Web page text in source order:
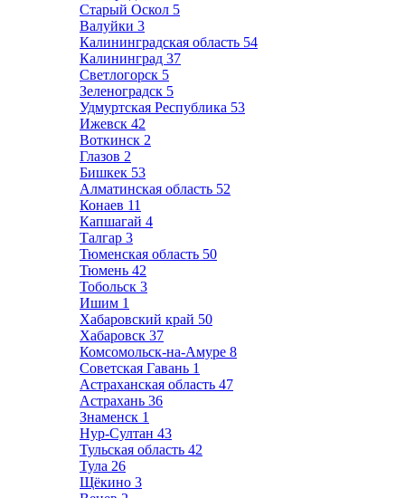
Старый Оскол 5
Валуйки 3
Калининградская область 54
Калининград 37
Светлогорск 5
Зеленоградск 5
Удмуртская Республика 53
Ижевск 42
Воткинск 2
Глазов 2
Бишкек 53
Алматинская область 52
Конаев 11
Капшагай 4
Талгар 3
Тюменская область 50
Тюмень 42
Тобольск 3
Ишим 1
Хабаровский край 50
Хабаровск 37
Комсомольск-на-Амуре 8
Советская Гавань 1
Астраханская область 47
Астрахань 36
Знаменск 1
Нур-Султан 43
Тульская область 42
Тула 26
Щёкино 3